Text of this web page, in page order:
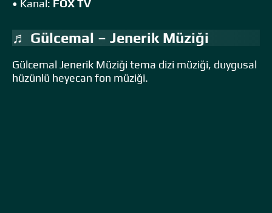
• Kanal: FOX TV
♬ Gülcemal – Jenerik Müziği
Gülcemal Jenerik Müziği tema dizi müziği, duygusal
hüzünlü heyecan fon müziği.